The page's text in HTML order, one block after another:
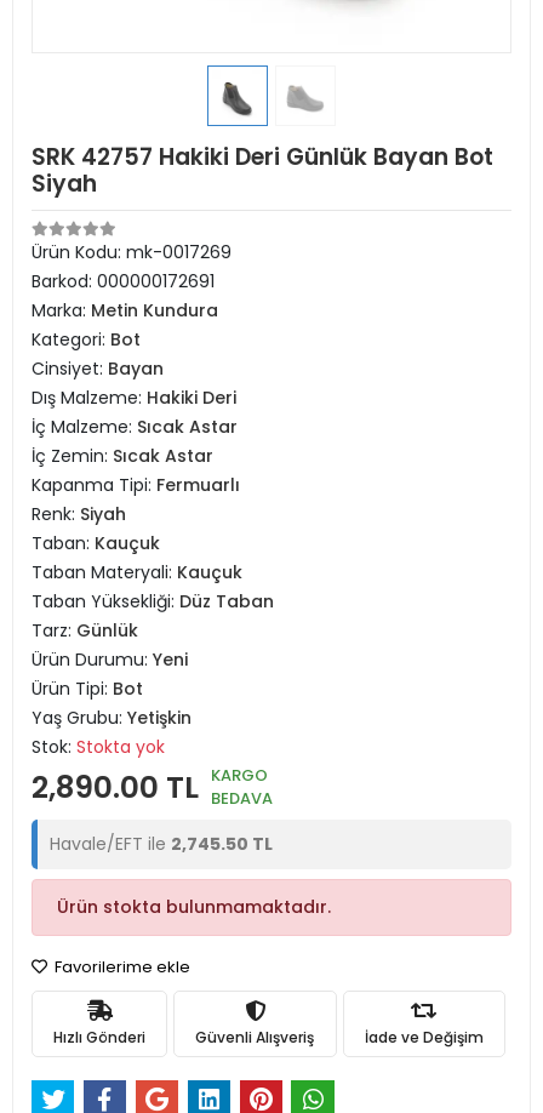
SRK 42757 Hakiki Deri Günlük Bayan Bot
Siyah
Ürün Kodu: mk-0017269
Barkod: 000000172691
Marka: Metin Kundura
Kategori: Bot
Cinsiyet: Bayan
Dış Malzeme: Hakiki Deri
İç Malzeme: Sıcak Astar
İç Zemin: Sıcak Astar
Kapanma Tipi: Fermuarlı
Renk: Siyah
Taban: Kauçuk
Taban Materyali: Kauçuk
Taban Yüksekliği: Düz Taban
Tarz: Günlük
Ürün Durumu: Yeni
Ürün Tipi: Bot
Yaş Grubu: Yetişkin
Stok: Stokta yok
2,890.00 TL KARGO
BEDAVA
Havale/EFT ile 2,745.50 TL
Ürün stokta bulunmamaktadır.
Favorilerime ekle
Hızlı Gönderi Güvenli Alışveriş İade ve Değişim